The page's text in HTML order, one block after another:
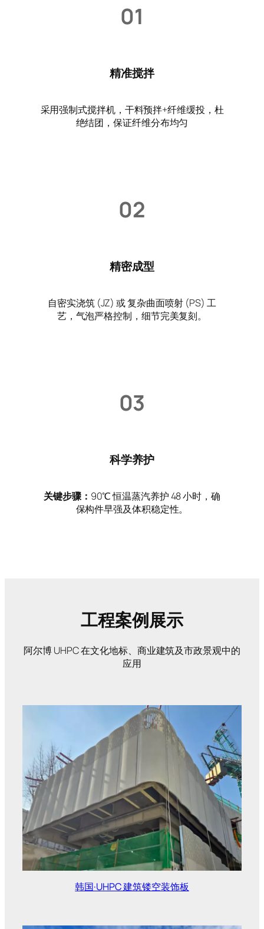
01
精准搅拌
采用强制式搅拌机，干料预拌+纤维缓投，杜
绝结团，保证纤维分布均匀
02
精密成型
自密实浇筑 (JZ) 或 复杂曲面喷射 (PS) 工
艺，气泡严格控制，细节完美复刻。
03
科学养护
关键步骤： 90℃ 恒温蒸汽养护 48 小时，确
保构件早强及体积稳定性。
工程案例展示
阿尔博 UHPC 在文化地标、商业建筑及市政景观中的
应用
韩国·UHPC 建筑镂空装饰板